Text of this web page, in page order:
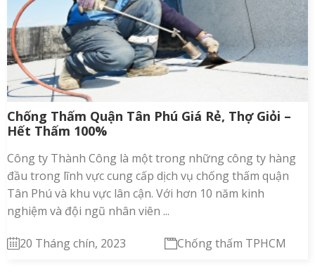
Chống Thấm Quận Tân Phú Giá Rẻ, Thợ Giỏi –
Hết Thấm 100%
Công ty Thành Công là một trong những công ty hàng
đầu trong lĩnh vực cung cấp dịch vụ chống thấm quận
Tân Phú và khu vực lân cận. Với hơn 10 năm kinh
nghiệm và đội ngũ nhân viên ...
20 Tháng chín, 2023 Chống thấm TPHCM